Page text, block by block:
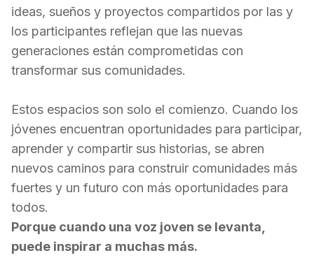
ideas, sueños y proyectos compartidos por las y
los participantes reflejan que las nuevas
generaciones están comprometidas con
transformar sus comunidades.
Estos espacios son solo el comienzo. Cuando los
jóvenes encuentran oportunidades para participar,
aprender y compartir sus historias, se abren
nuevos caminos para construir comunidades más
fuertes y un futuro con más oportunidades para
todos.
Porque cuando una voz joven se levanta,
puede inspirar a muchas más.